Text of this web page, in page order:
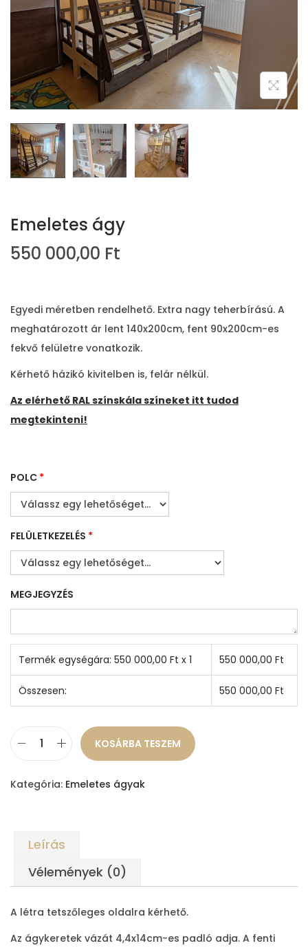
i
o
n
Emeletes ágy
550 000,00 Ft
Egyedi méretben rendelhető. Extra nagy teherbírású. A
meghatározott ár lent 140x200cm, fent 90x200cm-es
fekvő felületre vonatkozik.
Kérhető házikó kivitelben is, felár nélkül.
Az elérhető RAL színskála színeket itt tudod
megtekinteni!
POLC *
FELÜLETKEZELÉS *
MEGJEGYZÉS
Termék egységára: 550 000,00 Ft x 1 550 000,00 Ft
Összesen: 550 000,00 Ft
e
t
e
s
y
KOSÁRBA TESZEM
Kategória: Emeletes ágyak
Leírás
Vélemények (0)
A létra tetszőleges oldalra kérhető.
Az ágykeretek vázát 4,4x14cm-es padló adja. A fenti